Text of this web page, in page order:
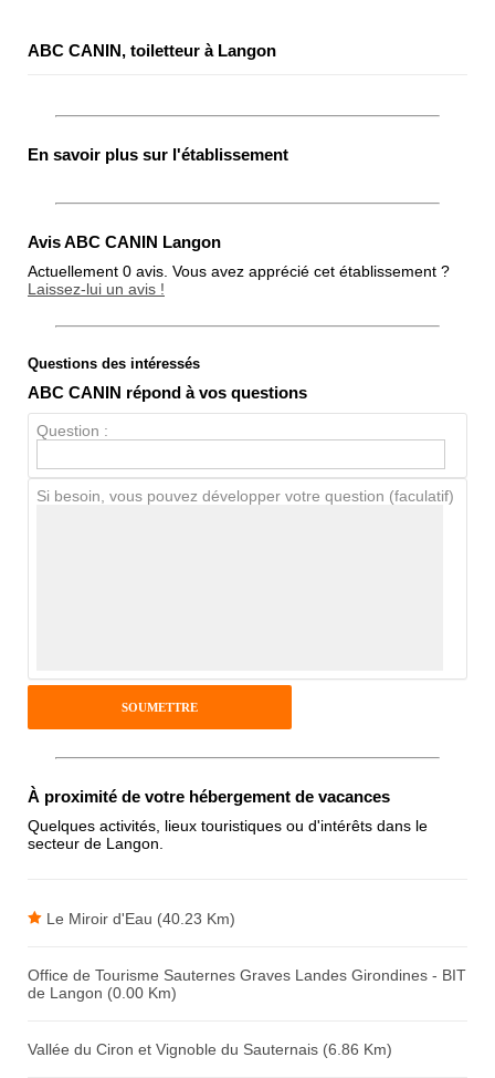
ABC CANIN, toiletteur à Langon
En savoir plus sur l'établissement
Avis ABC CANIN Langon
Actuellement 0 avis. Vous avez apprécié cet établissement ?
Laissez-lui un avis !
Note globale
Antispam - Combien font 7x4 (en
chiffres) :
Questions des intéressés
ABC CANIN répond à vos questions
Question :
Si besoin, vous pouvez développer votre question (faculatif)
À proximité de votre hébergement de vacances
Quelques activités, lieux touristiques ou d'intérêts dans le
secteur de Langon.
Le Miroir d'Eau (40.23 Km)
Office de Tourisme Sauternes Graves Landes Girondines - BIT
de Langon (0.00 Km)
Vallée du Ciron et Vignoble du Sauternais (6.86 Km)